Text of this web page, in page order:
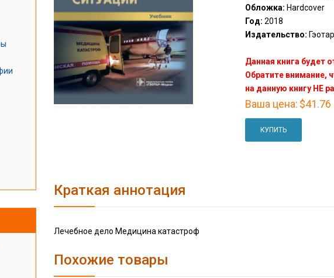
Обложка: Hardcover
Год: 2018
Издательство:
Данная книга будет
Обратите
на данную книгу НЕ
Ваша цена: $41.76
КУПИТЬ
Краткая аннотация
Лечебное дело Медицина катастроф
Похожие товары